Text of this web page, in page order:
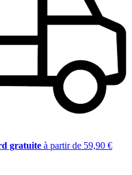
gratuite à partir de 59,90 €